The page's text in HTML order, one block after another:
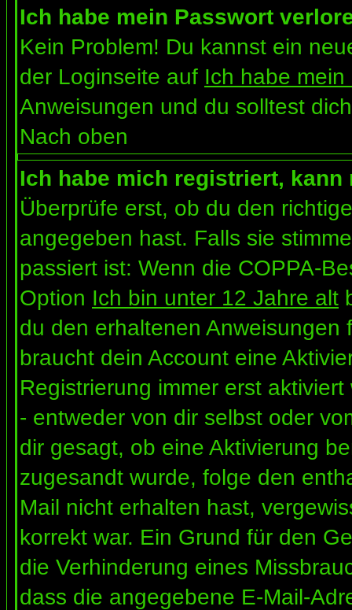
Ich habe mein Passwort
Kein Problem! Du kannst ein
der Loginseite auf Ich habe
Anweisungen und du solltest
Nach oben
Ich habe mich registriert,
Überprüfe erst, ob du den
angegeben hast. Falls sie
passiert ist: Wenn die COPPA-
Option Ich bin unter 12 Jahre alt
du den erhaltenen
braucht dein Account eine
Registrierung immer erst
- entweder von dir selbst oder
dir gesagt, ob eine Aktivierung
zugesandt wurde, folge den
Mail nicht erhalten hast,
korrekt war. Ein Grund für den
die Verhinderung eines
dass die angegebene E-Mail-